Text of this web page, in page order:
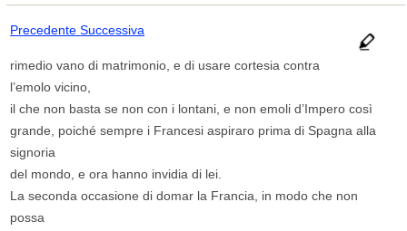
PrecedenteSuccessiva
rimedio vano di matrimonio, e di usare cortesia contra
l’emolo vicino,
il che non basta se non con i lontani, e non emoli d’Impero così
grande, poiché sempre i Francesi aspiraro prima di Spagna alla
signoria
del mondo, e ora hanno invidia di lei.
La seconda occasione di domar la Francia, in modo che non
possa